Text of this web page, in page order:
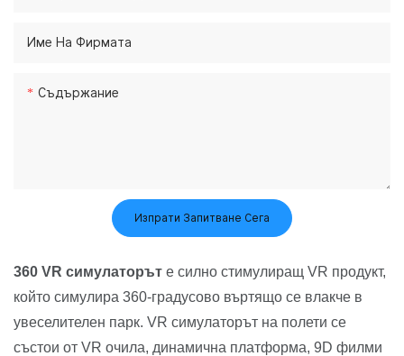
Име На Фирмата
Съдържание
Изпрати Запитване Сега
360 VR симулаторът е силно стимулиращ VR продукт,
който симулира 360-градусово въртящо се влакче в
увеселителен парк. VR симулаторът на полети се
състои от VR очила, динамична платформа, 9D филми